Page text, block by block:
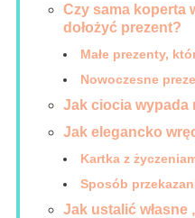
Czy sama koperta
dołożyć prezent?
Małe prezenty,
Nowoczesne
Jak ciocia wypada
Jak elegancko
Kartka z
Sposób
Jak ustalić własne